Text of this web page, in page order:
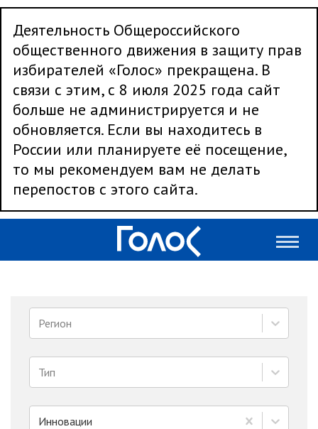
Деятельность Общероссийского
общественного движения в защиту прав
избирателей «Голос» прекращена. В
связи с этим, с 8 июля 2025 года сайт
больше не администрируется и не
обновляется. Если вы находитесь в
России или планируете её посещение,
то мы рекомендуем вам не делать
перепостов с этого сайта.
Регион
Тип
Инновации